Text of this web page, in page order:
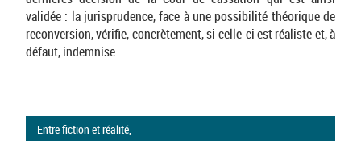
validée : la jurisprudence, face à une possibilité théorique de
reconversion, vérifie, concrètement, si celle-ci est réaliste et, à
défaut, indemnise.
Entre fiction et réalité,